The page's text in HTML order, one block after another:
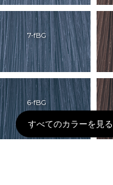
7-fBG
6-fBG
すべてのカラーを見る